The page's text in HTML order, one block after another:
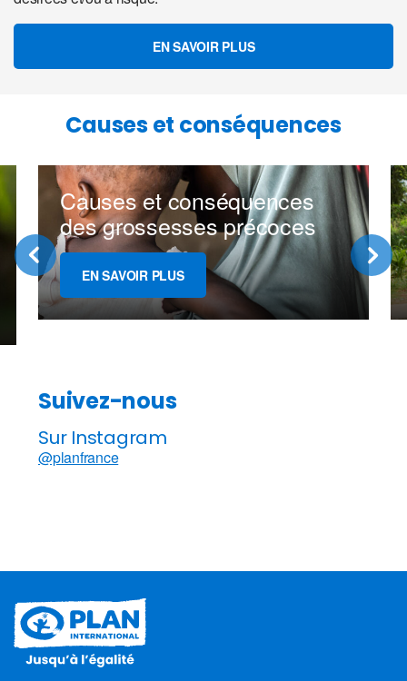
EN SAVOIR PLUS
Causes et conséquences
Causes et conséquences
des grossesses précoces
EN SAVOIR PLUS
Suivez-nous
Sur Instagram
@planfrance